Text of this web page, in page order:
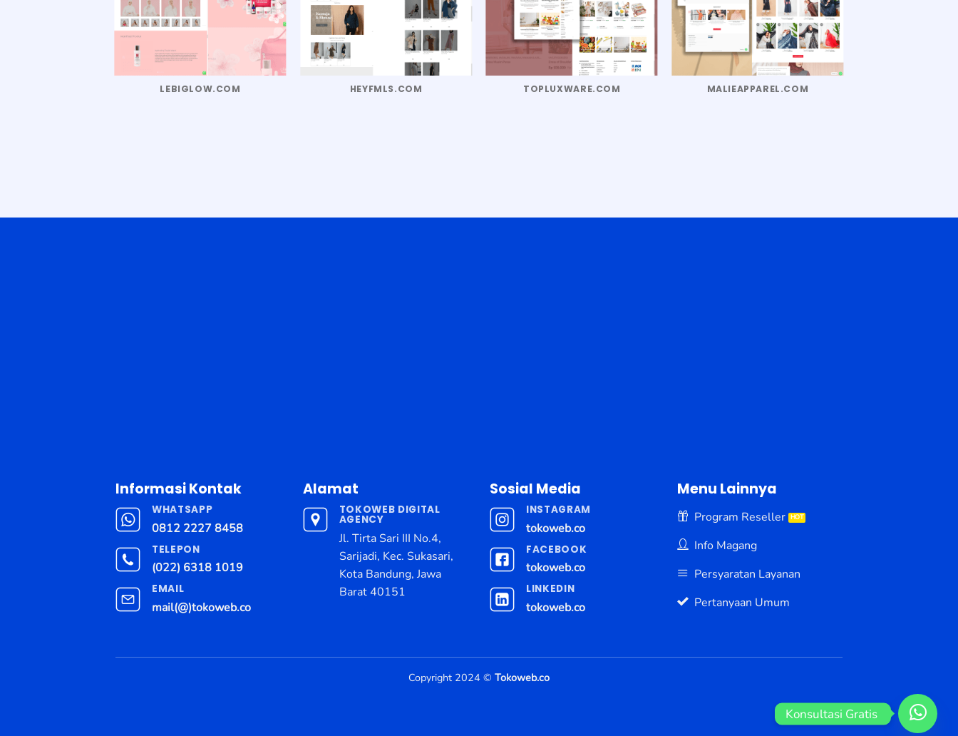
LEBIGLOW.COM HEYFMLS.COM TOPLUXWARE.COM MALIEAPPAREL.COM
Informasi Kontak
WHATSAPP
0812 2227 8458
TELEPON
(022) 6318 1019
EMAIL
mail(@)tokoweb.co
Alamat
TOKOWEB DIGITAL
AGENCY
Jl. Tirta Sari III No.4,
Sarijadi, Kec. Sukasari,
Kota Bandung, Jawa
Barat 40151
Sosial Media
INSTAGRAM
tokoweb.co
FACEBOOK
tokoweb.co
LINKEDIN
tokoweb.co
Menu Lainnya
Program Reseller
Info Magang
Persyaratan Layanan
Pertanyaan Umum
Copyright 2024 © Tokoweb.co
Konsultasi Gratis